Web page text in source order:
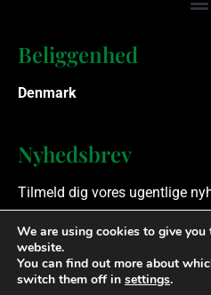
Beliggenhed
Denmark
Nyhedsbrev
Tilmeld dig vores ugentlige
spammer.
Ophavsret © 2023 Finansielle
We are using cookies to give you
website.
You can find out more about
switch them off in settings.